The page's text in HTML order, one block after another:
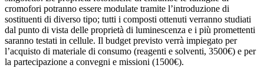
cromofori potranno essere modulate tramite l’introduzione di
sostituenti di diverso tipo; tutti i composti ottenuti verranno studiati
dal punto di vista delle proprietà di luminescenza e i più promettenti
saranno testati in cellule. Il budget previsto verrà impiegato per
l’acquisto di materiale di consumo (reagenti e solventi, 3500€) e per
la partecipazione a convegni e missioni (1500€).